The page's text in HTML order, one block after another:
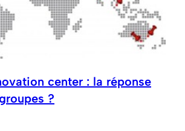
center : la réponse
?